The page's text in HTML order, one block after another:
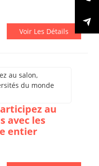
Voir Les Détails
au
avec les
entier